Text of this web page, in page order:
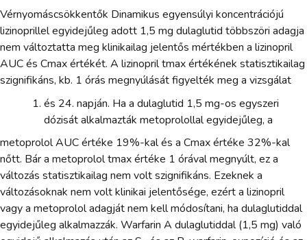
Vérnyomáscsökkentők Dinamikus egyensúlyi koncentrációjú
lizinoprillel egyidejűleg adott 1,5 mg dulaglutid többszöri adagja
nem változtatta meg klinikailag jelentős mértékben a lizinopril
AUC és Cmax értékét. A lizinopril tmax értékének statisztikailag
szignifikáns, kb. 1 órás megnyúlását figyelték meg a vizsgálat
és 24. napján. Ha a dulaglutid 1,5 mg-os egyszeri
dózisát alkalmazták metoprolollal egyidejűleg, a
metoprolol AUC értéke 19%-kal és a Cmax értéke 32%-kal
nőtt. Bár a metoprolol tmax értéke 1 órával megnyúlt, ez a
változás statisztikailag nem volt szignifikáns. Ezeknek a
változásoknak nem volt klinikai jelentősége, ezért a lizinopril
vagy a metoprolol adagját nem kell módosítani, ha dulaglutiddal
egyidejűleg alkalmazzák. Warfarin A dulaglutiddal (1,5 mg) való